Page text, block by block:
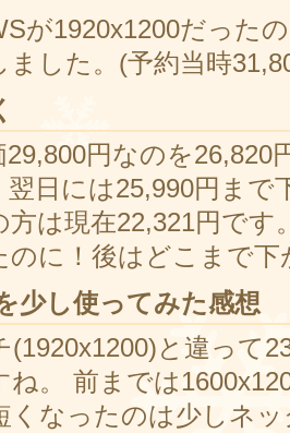
が1920x1200だった
した。(予約当時
円なのを26,820
翌日には25,990円まで
方は現在22,321円で
のに！後はどこまで
少し使ってみた感想
(1920x1200)と違って
ね。 前までは
くなったのは少しネ